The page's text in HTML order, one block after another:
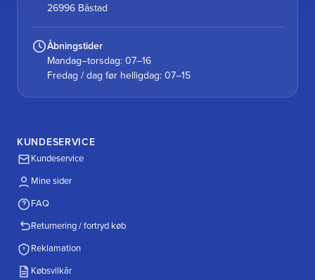
26996 Båstad
Åbningstider
Mandag–torsdag: 07–16
Fredag / dag før helligdag: 07–15
KUNDESERVICE
Kundeservice
Mine sider
FAQ
Returnering / fortryd køb
Reklamation
Købsvilkår